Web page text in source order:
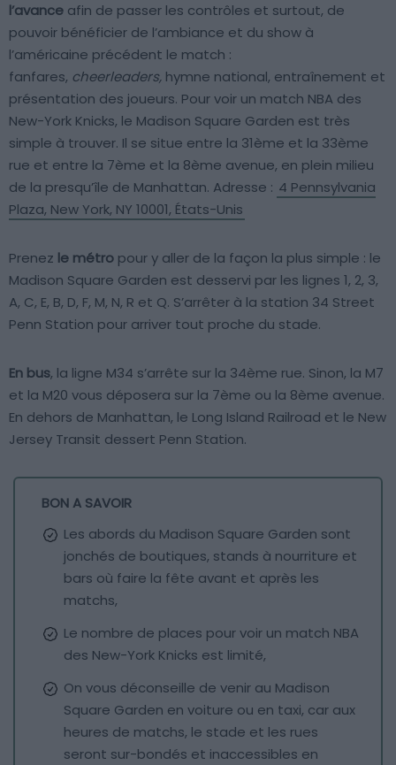
l’avance afin de passer les contrôles et surtout, de
pouvoir bénéficier de l’ambiance et du show à
l’américaine précédent le match :
fanfares, cheerleaders, hymne national, entraînement et
présentation des joueurs. Pour voir un match NBA des
New-York Knicks, le Madison Square Garden est très
simple à trouver. Il se situe entre la 31ème et la 33ème
rue et entre la 7ème et la 8ème avenue, en plein milieu
de la presqu’île de Manhattan. Adresse : 4 Pennsylvania
Plaza, New York, NY 10001, États-Unis
Prenez le métro pour y aller de la façon la plus simple : le
Madison Square Garden est desservi par les lignes 1, 2, 3,
A, C, E, B, D, F, M, N, R et Q. S’arrêter à la station 34 Street
Penn Station pour arriver tout proche du stade.
En bus, la ligne M34 s’arrête sur la 34ème rue. Sinon, la M7
et la M20 vous déposera sur la 7ème ou la 8ème avenue.
En dehors de Manhattan, le Long Island Railroad et le New
Jersey Transit dessert Penn Station.
BON A SAVOIR
Les abords du Madison Square Garden sont
jonchés de boutiques, stands à nourriture et
bars où faire la fête avant et après les
matchs,
Le nombre de places pour voir un match NBA
des New-York Knicks est limité,
On vous déconseille de venir au Madison
Square Garden en voiture ou en taxi, car aux
heures de matchs, le stade et les rues
seront sur-bondés et inaccessibles en